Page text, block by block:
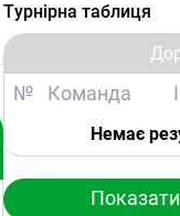
Турнірна таблиця
№ Команда І
Немає